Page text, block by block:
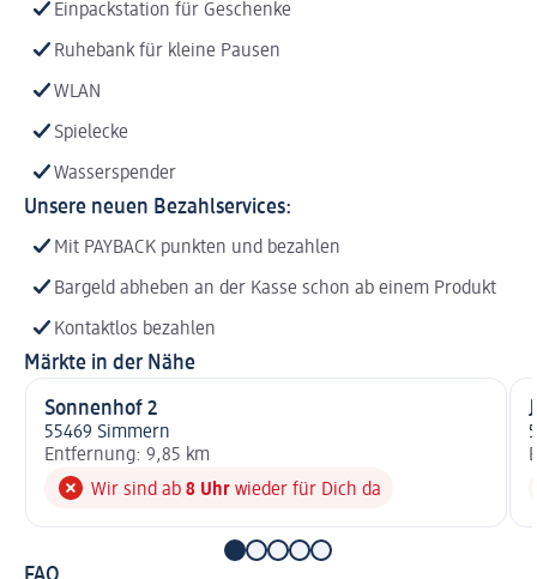
Einpackstation für Geschenke
Ruhebank für kleine Pausen
WLAN
Spielecke
Wasserspender
Unsere neuen Bezahlservices:
Mit PAYBACK punkten und bezahlen
Bargeld abheben an der Kasse schon ab einem Produkt
Kontaktlos bezahlen
Märkte in der Nähe
Sonnenhof 2
55469 Simmern
Entfernung: 9,85 km
Wir sind ab 8 Uhr wieder für Dich da